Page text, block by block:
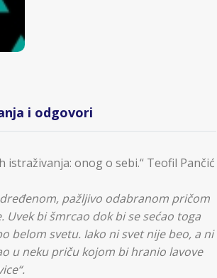
i odgovori
istraživanja: onog o sebi.“ Teofil Pančić
pažljivo odabranom pričom
bi šmrcao dok bi se sećao toga
belom svetu. Iako ni svet nije beo, a ni
u neku priču kojom bi hranio lavove